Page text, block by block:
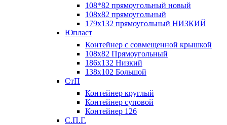
108*82 прямоугольный новый
108х82 прямоугольный
179х132 прямоугольный НИЗКИЙ
Юпласт
Контейнер с совмещенной крышкой
108х82 Прямоугольный
186х132 Низкий
138х102 Большой
СтП
Контейнер круглый
Контейнер суповой
Контейнер 126
С.П.Г.